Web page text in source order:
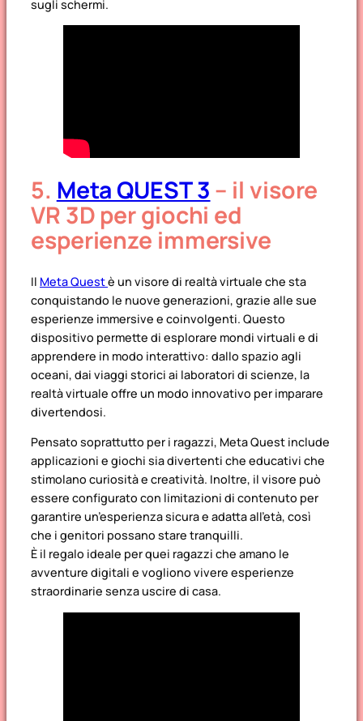
sugli schermi.
5. Meta QUEST 3 – il visore
VR 3D per giochi ed
esperienze immersive
Il Meta Questè un visore di realtà virtuale che sta
conquistando le nuove generazioni, grazie alle sue
esperienze immersive e coinvolgenti. Questo
dispositivo permette di esplorare mondi virtuali e di
apprendere in modo interattivo: dallo spazio agli
oceani, dai viaggi storici ai laboratori di scienze, la
realtà virtuale offre un modo innovativo per imparare
divertendosi.
Pensato soprattutto per i ragazzi, Meta Quest include
applicazioni e giochi sia divertenti che educativi che
stimolano curiosità e creatività. Inoltre, il visore può
essere configurato con limitazioni di contenuto per
garantire un’esperienza sicura e adatta all’età, così
che i genitori possano stare tranquilli.
È il regalo ideale per quei ragazzi che amano le
avventure digitali e vogliono vivere esperienze
straordinarie senza uscire di casa.